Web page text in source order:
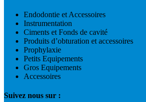
Endodontie et Accessoires
Instrumentation
Ciments et Fonds de cavité
Produits d’obturation et accessoires
Prophylaxie
Petits Equipements
Gros Equipements
Accessoires
Suivez nous sur :